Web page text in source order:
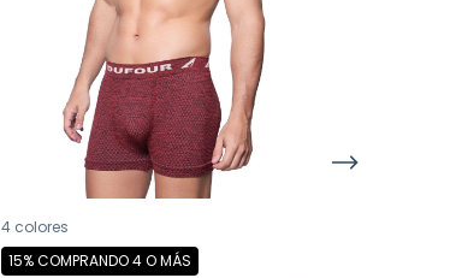
15%COMPRANDO 4 O MÁS
4 colores